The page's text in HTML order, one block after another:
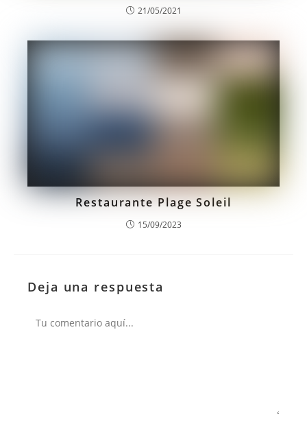
21/05/2021
Restaurante Plage Soleil
15/09/2023
Deja una respuesta
Comentario